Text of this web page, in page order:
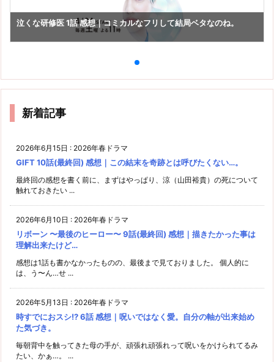
泣くな研修医 1話 感想｜コミカルなフリして結局ベタなのね。
新着記事
2026年6月15日 : 2026年春ドラマ
GIFT 10話(最終回) 感想｜この結末を奇跡とは呼びたくない…。
最終回の感想を書く前に、まずはやっぱり、涼（山田裕貴）の死について
触れておきたい ...
2026年6月10日 : 2026年春ドラマ
リボーン 〜最後のヒーロー〜 9話(最終回) 感想｜描きたかった事は
理解出来たけど…
感想は1話も書かなかったものの、最後まで見ておりました。 個人的に
は、う〜ん…せ ...
2026年5月13日 : 2026年春ドラマ
時すでにおスシ!? 6話 感想｜呪いではなく愛。自分の軸が出来始め
た気づき。
毎朝背中を触ってきた母の手が、頑張れ頑張れって呪いをかけられてるみ
たい、かぁ…。 ...